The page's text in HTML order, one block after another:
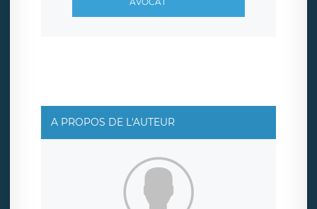
A PROPOS DE L'AUTEUR